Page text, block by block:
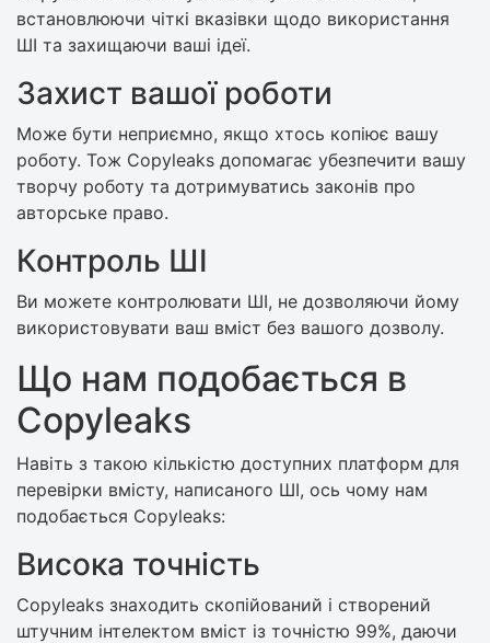
встановлюючи чіткі вказівки щодо використання
ШІ та захищаючи ваші ідеї.
Захист вашої роботи
Може бути неприємно, якщо хтось копіює вашу
роботу. Тож Copyleaks допомагає убезпечити вашу
творчу роботу та дотримуватись законів про
авторське право.
Контроль ШІ
Ви можете контролювати ШІ, не дозволяючи йому
використовувати ваш вміст без вашого дозволу.
Що нам подобається в
Copyleaks
Навіть з такою кількістю доступних платформ для
перевірки вмісту, написаного ШІ, ось чому нам
подобається Copyleaks:
Висока точність
Copyleaks знаходить скопійований і створений
штучним інтелектом вміст із точністю 99%, даючи